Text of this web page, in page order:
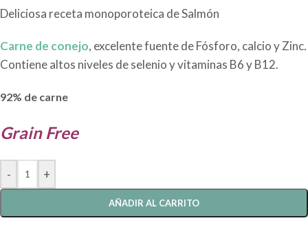
Deliciosa receta monoporoteica de Salmón
Carne de conejo, excelente fuente de Fósforo, calcio y Zinc.
Contiene altos niveles de selenio y vitaminas B6 y B12.
92% de carne
Grain Free
- +
AÑADIR AL CARRITO